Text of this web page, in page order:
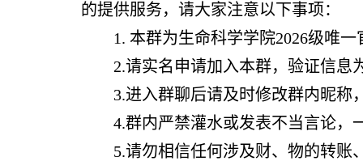
的提供服务，请大家注意以下事项：
1. 本群为生命科学学院2026级唯一
2.请实名申请加入本群，验证信息
3.进入群聊后请及时修改群内昵称
4.群内严禁灌水或发表不当言论，
5.请勿相信任何涉及财、物的转账